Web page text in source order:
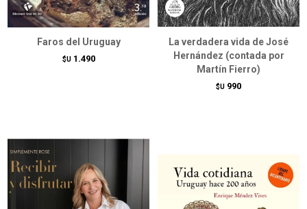
Faros del Uruguay
$U 1.490
La verdadera vida de José
Hernández (contada por
Martín Fierro)
$U 990